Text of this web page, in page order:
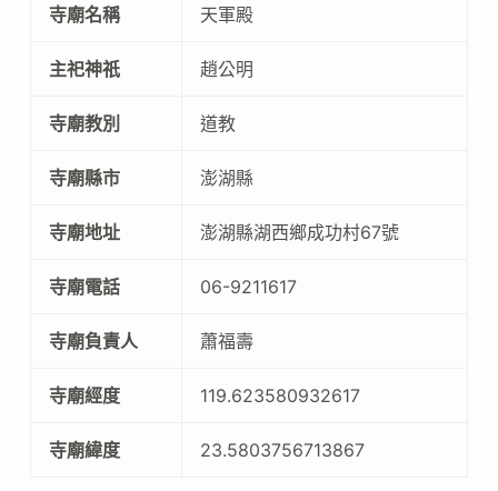
寺廟名稱 天軍殿
主祀神祇 趙公明
寺廟教別 道教
寺廟縣市 澎湖縣
寺廟地址 澎湖縣湖西鄉成功村67號
寺廟電話 06-9211617
寺廟負責人 蕭福壽
寺廟經度 119.623580932617
寺廟緯度 23.5803756713867